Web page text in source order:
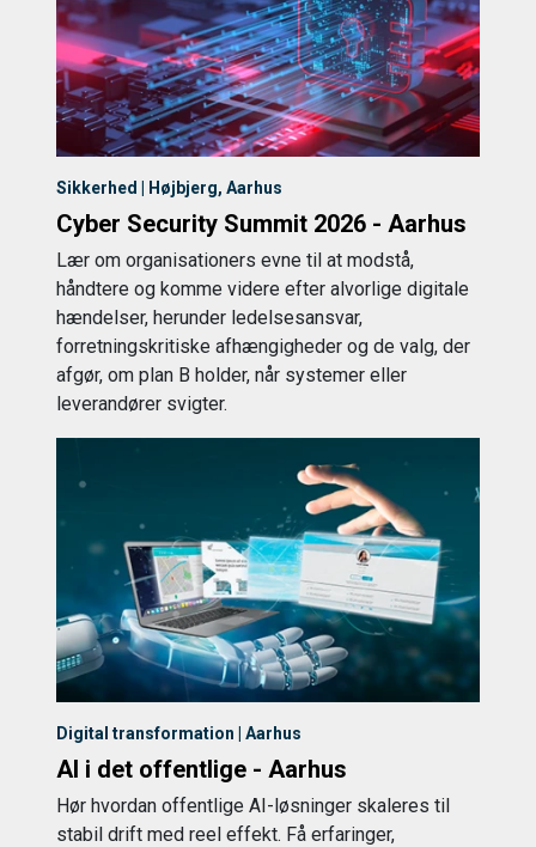
Sikkerhed | Højbjerg, Aarhus
Cyber Security Summit 2026 - Aarhus
Lær om organisationers evne til at modstå,
håndtere og komme videre efter alvorlige digitale
hændelser, herunder ledelsesansvar,
forretningskritiske afhængigheder og de valg, der
afgør, om plan B holder, når systemer eller
leverandører svigter.
Digital transformation | Aarhus
AI i det offentlige - Aarhus
Hør hvordan offentlige AI-løsninger skaleres til
stabil drift med reel effekt. Få erfaringer,